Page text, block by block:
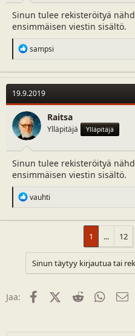
Sinun tulee rekisteröityä
ensimmäisen viestin sisältö.
R
e
c
t
i
o
n
s
:
sampsi
19.9.2019
Raitsa
Ylläpitäjä Ylläpitäjä
Sinun tulee rekisteröityä
ensimmäisen viestin sisältö.
R
e
o
n
s
vauhti
1 ... 12
Sinun täytyy kirjautua tai
Jaa: FacebookX (Twitter)
Reddit